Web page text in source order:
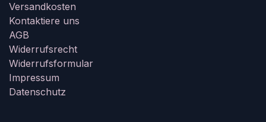
Versandkosten
Kontaktiere uns
AGB
Widerrufsrecht
Widerrufsformular
Impressum
Datenschutz